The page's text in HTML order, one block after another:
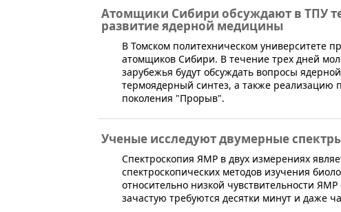
Атомщики Сибири обсуждают в ТПУ
развитие ядерной медицины
​В Томском политехническом университете
атомщиков Сибири. В течение трех дней
зарубежья будут обсуждать вопросы
термоядерный синтез, а также реализацию
поколения "Прорыв".
Ученые исследуют двумерные
Спектроскопия ЯМР в двух измерениях
спектроскопических методов изучения
относительно низкой чувствительности
зачастую требуются десятки минут и даже